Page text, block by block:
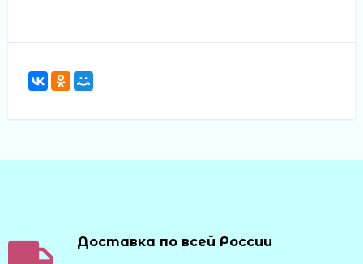
Доставка по всей России